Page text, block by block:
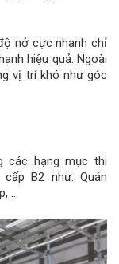
nở cực nhanh chỉ
hiệu quả. Ngoài
vị trí khó như góc
các hạng mục thi
B2 như: Quán
…